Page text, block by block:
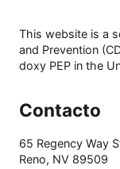
This website is a
and Prevention
doxy PEP in the
Contacto
65 Regency Way
Reno, NV 89509